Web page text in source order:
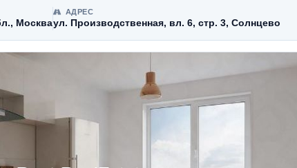
Москва
АДРЕС
ул. Производственная, вл. 6, стр. 3, Солнцево